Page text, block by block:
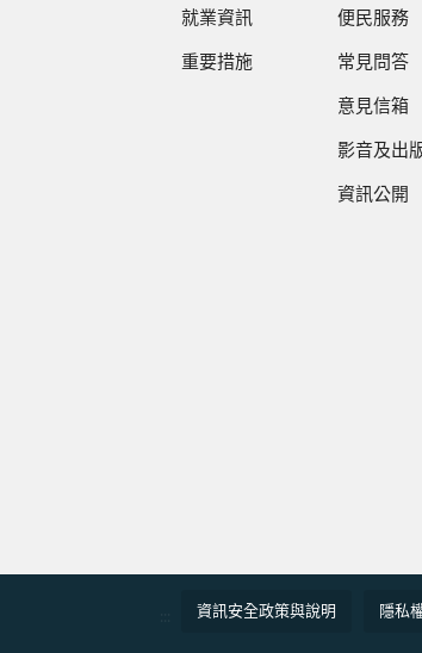
就業資訊
重要措施
便民服務
常見問答
意見信箱
影音及出
資訊公開
資訊安全政策與說明 隱私